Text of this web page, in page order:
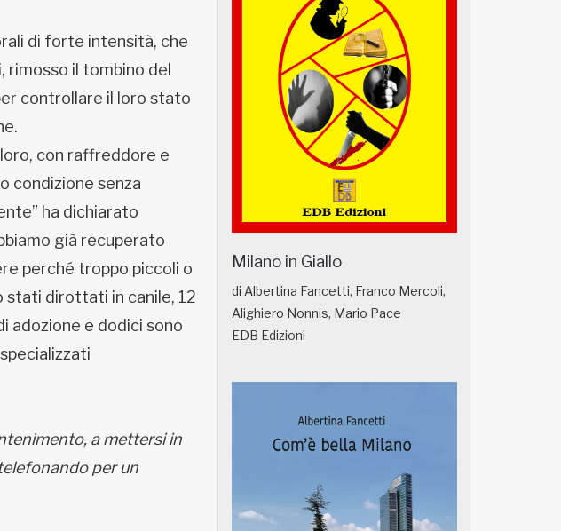
di forte intensità, che
il tombino del
controllare il loro stato
con raffreddore e
condizione senza
ha dichiarato
già recuperato
perché troppo piccoli o
stati dirottati in canile, 12
adozione e dodici sono
a mettersi in
per un
Milano in Giallo
di Albertina Fancetti, Franco Mercoli,
Alighiero Nonnis, Mario Pace
EDB Edizioni